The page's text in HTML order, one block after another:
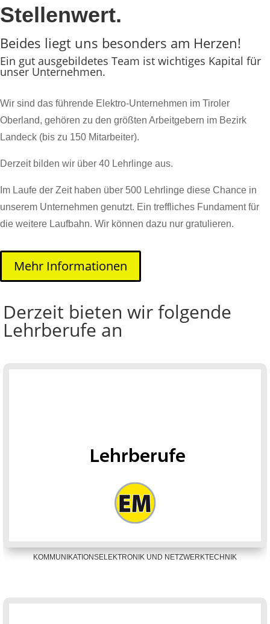
Stellenwert.
Beides liegt uns besonders am Herzen!
Ein gut ausgebildetes Team ist wichtiges Kapital für
unser Unternehmen.
Wir sind das führende Elektro-Unternehmen im Tiroler
Oberland, gehören zu den größten Arbeitgebern im Bezirk
Landeck (bis zu 150 Mitarbeiter).
Derzeit bilden wir über 40 Lehrlinge aus.
Im Laufe der Zeit haben über 500 Lehrlinge diese Chance in
unserem Unternehmen genutzt. Ein treffliches Fundament für
die weitere Laufbahn. Wir können dazu nur gratulieren.
Mehr Informationen
Derzeit bieten wir folgende
Lehrberufe an
KOMMUNIKATIONSELEKTRONIK UND NETZWERKTECHNIK